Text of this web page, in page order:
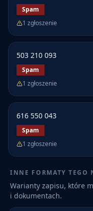
Spam
1 zgłoszenie
503 210 093
Spam
1 zgłoszenie
616 550 043
Spam
1 zgłoszenie
INNE FORMATY TEGO
Warianty zapisu, które
i dokumentach.